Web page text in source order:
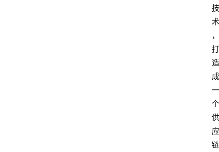
技
术
，
打
造
成
一
个
供
应
链